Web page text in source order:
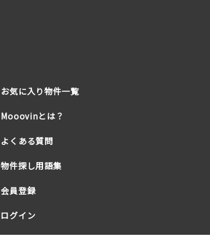
お気に入り物件一覧
Mooovinとは？
よくある質問
物件探し用語集
会員登録
ログイン